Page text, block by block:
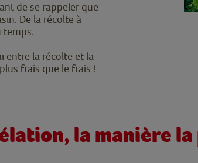
de se rappeler que
De la récolte à
temps.
entre la récolte et la
frais que le frais !
la manière